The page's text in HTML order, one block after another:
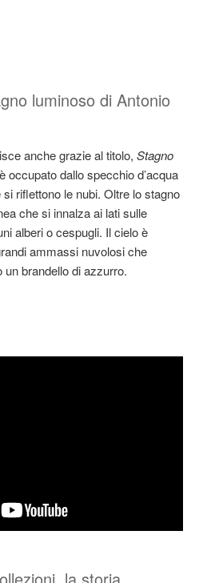
luminoso di Antonio
anche grazie al titolo, Stagno
occupato dallo specchio d’acqua
riflettono le nubi. Oltre lo stagno
che si innalza ai lati sulle
alberi o cespugli. Il cielo è
ammassi nuvolosi che
brandello di azzurro.
la storia